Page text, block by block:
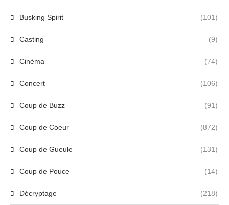
Busking Spirit (101)
Casting (9)
Cinéma (74)
Concert (106)
Coup de Buzz (91)
Coup de Coeur (872)
Coup de Gueule (131)
Coup de Pouce (14)
Décryptage (218)